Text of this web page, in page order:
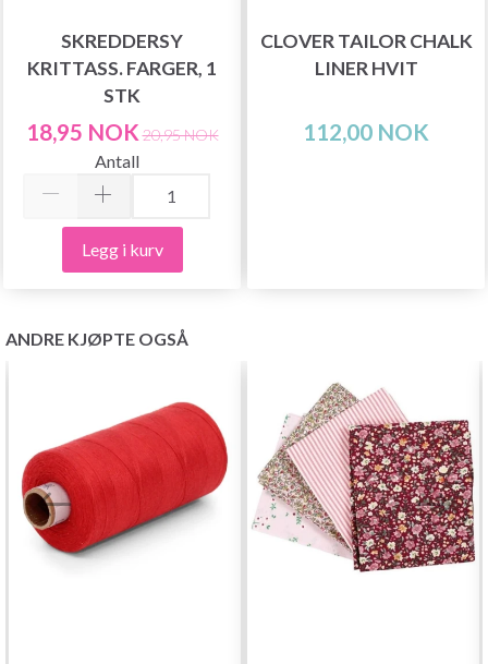
SKREDDERSY
KRITTASS. FARGER, 1
STK
18,95 NOK 20,95 NOK
Antall
Legg i kurv
CLOVER TAILOR CHALK
LINER HVIT
112,00 NOK
ANDRE KJØPTE OGSÅ